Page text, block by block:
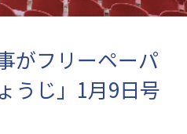
がフリーペーパ
うじ」1月9日号